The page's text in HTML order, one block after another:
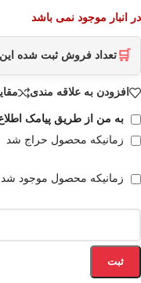
در انبار موجود نمی باشد
🛒 تعداد فروش ثبت شده
افزودن به علاقه مندی
به من از طریق پیامک
زمانیکه محصول حراج شد
زمانیکه محصول موجود شد
ثبت